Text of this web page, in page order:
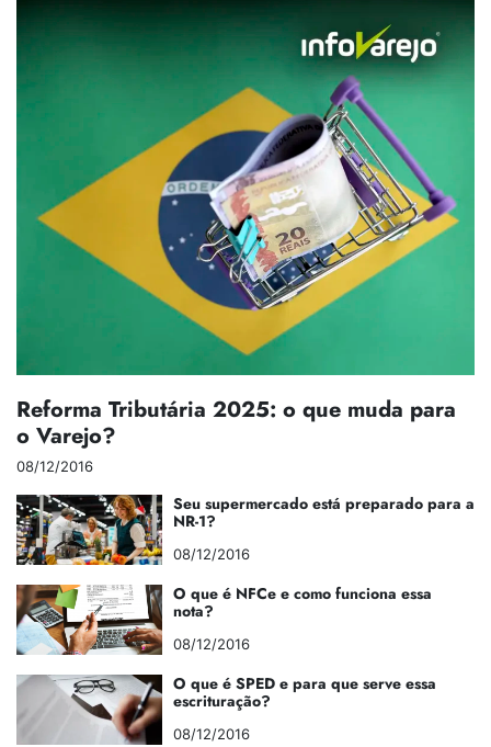
Reforma Tributária 2025: o que muda para
o Varejo?
08/12/2016
Seu supermercado está preparado para a
NR-1?
08/12/2016
O que é NFCe e como funciona essa
nota?
08/12/2016
O que é SPED e para que serve essa
escrituração?
08/12/2016